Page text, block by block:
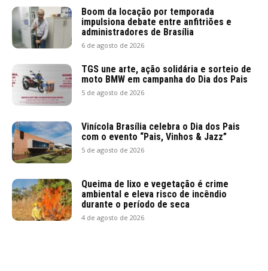
Boom da locação por temporada
impulsiona debate entre anfitriões e
administradores de Brasília
6 de agosto de 2026
TGS une arte, ação solidária e sorteio de
moto BMW em campanha do Dia dos Pais
5 de agosto de 2026
Vinícola Brasília celebra o Dia dos Pais
com o evento “Pais, Vinhos & Jazz”
5 de agosto de 2026
Queima de lixo e vegetação é crime
ambiental e eleva risco de incêndio
durante o período de seca
4 de agosto de 2026